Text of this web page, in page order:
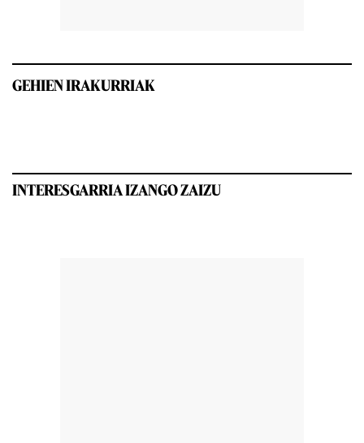
GEHIEN IRAKURRIAK
INTERESGARRIA IZANGO ZAIZU